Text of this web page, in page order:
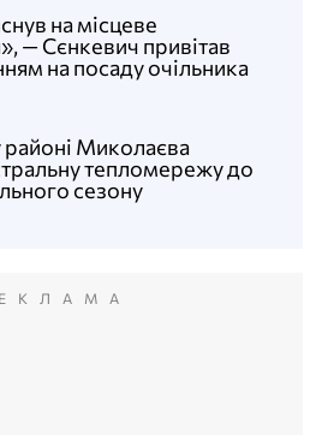
Миколаєва
тепломережу до
сезону
на місцеве
— Сєнкевич привітав
на посаду очільника